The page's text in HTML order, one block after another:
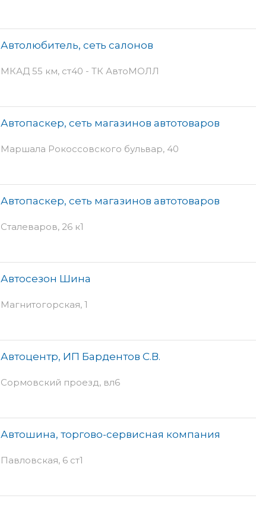
Автолюбитель, сеть салонов
МКАД 55 км, ст40 - ТК АвтоМОЛЛ
Автопаскер, сеть магазинов автотоваров
Маршала Рокоссовского бульвар, 40
Автопаскер, сеть магазинов автотоваров
Сталеваров, 26 к1
Автосезон Шина
Магнитогорская, 1
Автоцентр, ИП Бардентов С.В.
Сормовский проезд, вл6
Автошина, торгово-сервисная компания
Павловская, 6 ст1